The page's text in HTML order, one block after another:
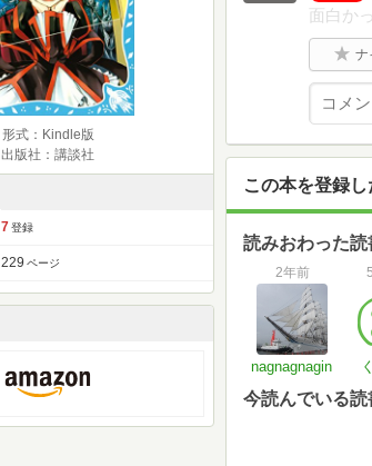
形式：Kindle版
出版社：講談社
7 登録
229 ページ
面白か
ナ
この本を登録
読みおわった読
2年前
nagnagnagin
今読んでいる読